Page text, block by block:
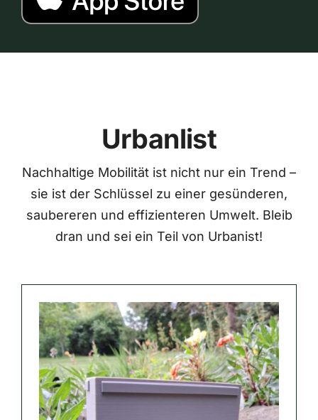
Urbanlist
Nachhaltige Mobilität ist nicht nur ein Trend –
sie ist der Schlüssel zu einer gesünderen,
saubereren und effizienteren Umwelt. Bleib
dran und sei ein Teil von Urbanist!